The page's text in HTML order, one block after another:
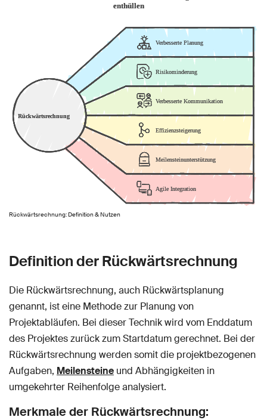
Rückwärtsrechnung: Definition & Nutzen
Definition der Rückwärtsrechnung
Die Rückwärtsrechnung, auch Rückwärtsplanung
genannt, ist eine Methode zur Planung von
Projektabläufen. Bei dieser Technik wird vom Enddatum
des Projektes zurück zum Startdatum gerechnet. Bei der
Rückwärtsrechnung werden somit die projektbezogenen
Aufgaben, Meilensteine und Abhängigkeiten in
umgekehrter Reihenfolge analysiert.
Merkmale der Rückwärtsrechnung: